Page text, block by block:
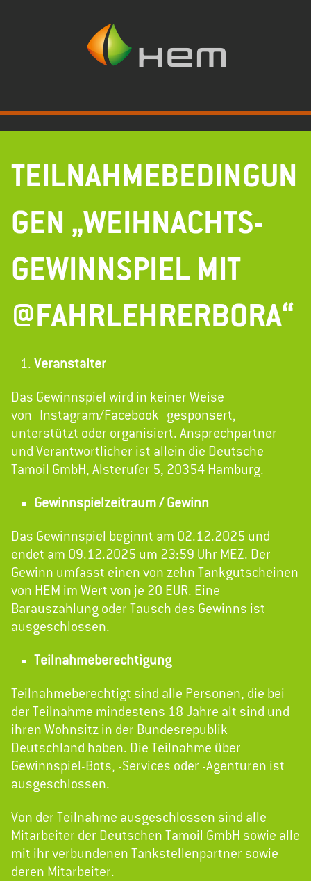
TEILNAHMEBEDINGUN
GEN „WEIHNACHTS-
GEWINNSPIEL MIT
@FAHRLEHRERBORA“
Veranstalter
Das Gewinnspiel wird in keiner Weise
von Instagram/Facebook gesponsert,
unterstützt oder organisiert. Ansprechpartner
und Verantwortlicher ist allein die Deutsche
Tamoil GmbH, Alsterufer 5, 20354 Hamburg.
Gewinnspielzeitraum / Gewinn
Das Gewinnspiel beginnt am 02.12.2025 und
endet am 09.12.2025 um 23:59 Uhr MEZ. Der
Gewinn umfasst einen von zehn Tankgutscheinen
von HEM im Wert von je 20 EUR. Eine
Barauszahlung oder Tausch des Gewinns ist
ausgeschlossen.
Teilnahmeberechtigung
Teilnahmeberechtigt sind alle Personen, die bei
der Teilnahme mindestens 18 Jahre alt sind und
ihren Wohnsitz in der Bundesrepublik
Deutschland haben. Die Teilnahme über
Gewinnspiel-Bots, -Services oder -Agenturen ist
ausgeschlossen.
Von der Teilnahme ausgeschlossen sind alle
Mitarbeiter der Deutschen Tamoil GmbH sowie alle
mit ihr verbundenen Tankstellenpartner sowie
deren Mitarbeiter.